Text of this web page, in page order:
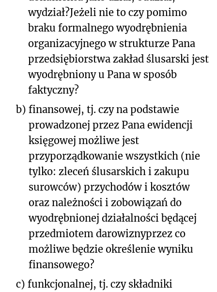
wydział?Jeżeli nie to czy pomimo
braku formalnego wyodrębnienia
organizacyjnego w strukturze Pana
przedsiębiorstwa zakład ślusarski jest
wyodrębniony u Pana w sposób
faktyczny?
b) finansowej, tj. czy na podstawie
prowadzonej przez Pana ewidencji
księgowej możliwe jest
przyporządkowanie wszystkich (nie
tylko: zleceń ślusarskich i zakupu
surowców) przychodów i kosztów
oraz należności i zobowiązań do
wyodrębnionej działalności będącej
przedmiotem darowiznyprzez co
możliwe będzie określenie wyniku
finansowego?
c) funkcjonalnej, tj. czy składniki